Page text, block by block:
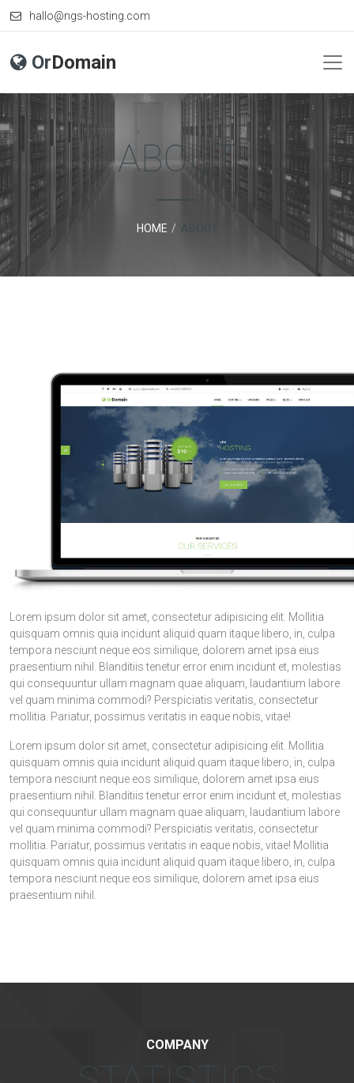
hallo@ngs-hosting.com
OrDomain
ABOUT
HOME ABOUT
Lorem ipsum dolor sit amet, consectetur adipisicing elit. Mollitia
quisquam omnis quia incidunt aliquid quam itaque libero, in, culpa
tempora nesciunt neque eos similique, dolorem amet ipsa eius
praesentium nihil. Blanditiis tenetur error enim incidunt et, molestias
qui consequuntur ullam magnam quae aliquam, laudantium labore
vel quam minima commodi? Perspiciatis veritatis, consectetur
mollitia. Pariatur, possimus veritatis in eaque nobis, vitae!
Lorem ipsum dolor sit amet, consectetur adipisicing elit. Mollitia
quisquam omnis quia incidunt aliquid quam itaque libero, in, culpa
tempora nesciunt neque eos similique, dolorem amet ipsa eius
praesentium nihil. Blanditiis tenetur error enim incidunt et, molestias
qui consequuntur ullam magnam quae aliquam, laudantium labore
vel quam minima commodi? Perspiciatis veritatis, consectetur
mollitia. Pariatur, possimus veritatis in eaque nobis, vitae! Mollitia
quisquam omnis quia incidunt aliquid quam itaque libero, in, culpa
tempora nesciunt neque eos similique, dolorem amet ipsa eius
praesentium nihil.
COMPANY